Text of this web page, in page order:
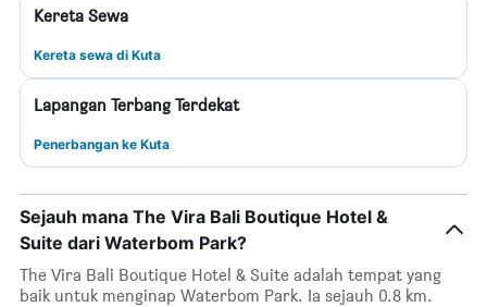
Kereta Sewa
Kereta sewa di Kuta
Lapangan Terbang Terdekat
Penerbangan ke Kuta
Sejauh mana The Vira Bali Boutique Hotel &
Suite dari Waterbom Park?
The Vira Bali Boutique Hotel & Suite adalah tempat yang
baik untuk menginap Waterbom Park. Ia sejauh 0.8 km.